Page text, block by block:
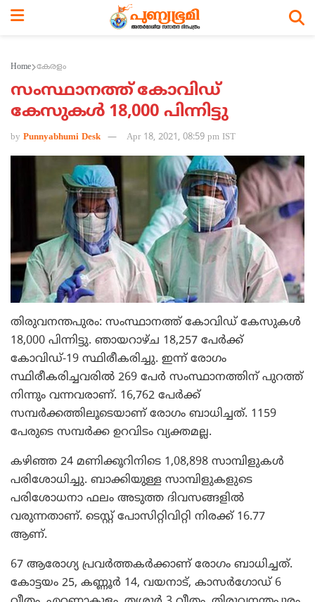
Home കേരളം
സംസ്ഥാനത്ത് കോവിഡ്
കേസുകള്‍ 18,000 പിന്നിട്ടു
by Punnyabhumi Desk Apr 18, 2021, 08:59 pm IST
തിരുവനന്തപുരം: സംസ്ഥാനത്ത് കോവിഡ് കേസുകള്‍
18,000 പിന്നിട്ടു. ഞായറാഴ്ച 18,257 പേര്‍ക്ക്
കോവിഡ്-19 സ്ഥിരീകരിച്ചു. ഇന്ന് രോഗം
സ്ഥിരീകരിച്ചവരില്‍ 269 പേര്‍ സംസ്ഥാനത്തിന് പുറത്ത്
നിന്നും വന്നവരാണ്. 16,762 പേര്‍ക്ക്
സമ്പര്‍ക്കത്തിലൂടെയാണ് രോഗം ബാധിച്ചത്. 1159
പേരുടെ സമ്പര്‍ക്ക ഉറവിടം വ്യക്തമല്ല.
കഴിഞ്ഞ 24 മണിക്കൂറിനിടെ 1,08,898 സാമ്പിളുകള്‍
പരിശോധിച്ചു. ബാക്കിയുള്ള സാമ്പിളുകളുടെ
പരിശോധനാ ഫലം അടുത്ത ദിവസങ്ങളില്‍
വരുന്നതാണ്. ടെസ്റ്റ് പോസിറ്റിവിറ്റി നിരക്ക് 16.77
ആണ്.
67 ആരോഗ്യ പ്രവര്‍ത്തകര്‍ക്കാണ് രോഗം ബാധിച്ചത്.
കോട്ടയം 25, കണ്ണൂര്‍ 14, വയനാട്, കാസര്‍ഗോഡ് 6